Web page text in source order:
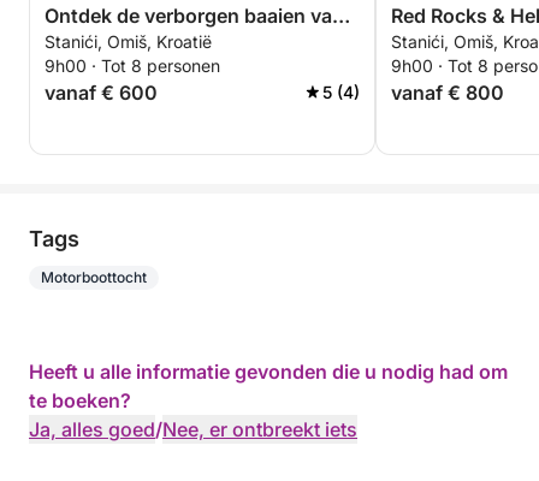
Ontdek de verborgen baaien van
Brač
Stanići, Omiš, Kroatië
9h00 · Tot 8 personen
vanaf € 600 5 (4)
Red Rocks &
Stanići, Omiš,
9h00 · Tot 8
vanaf € 800
Tags
Motorboottocht
Heeft u alle informatie gevonden die u nodig had om
te boeken?
Ja, alles goed/Nee, er ontbreekt iets